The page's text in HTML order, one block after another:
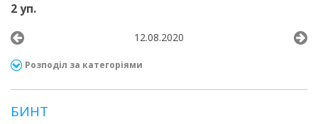
2 уп.
12.08.2020
Розподіл за категоріями
БИНТ